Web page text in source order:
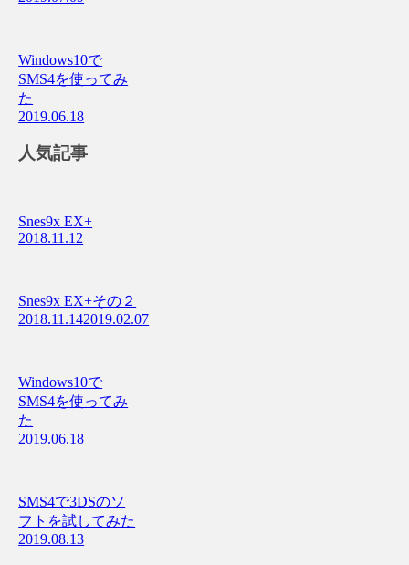
Windows10で
SMS4を使ってみ
た
2019.06.18
人気記事
Snes9x EX+
2018.11.12
Snes9x EX+その２
2018.11.142019.02.07
Windows10で
SMS4を使ってみ
た
2019.06.18
SMS4で3DSのソ
フトを試してみた
2019.08.13